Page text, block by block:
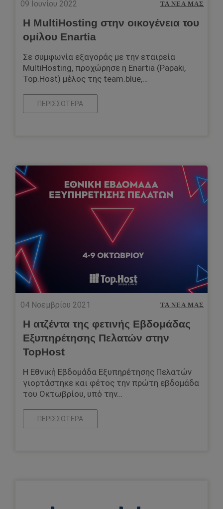
09 Ιουνίου 2022 ΤΑ ΝΈΑ ΜΑΣ
Η MultiHosting στην οικογένεια του
ομίλου Enartia
Σε συμφωνία εξαγοράς με την εταιρεία
MultiHosting, προχώρησε η Enartia (Papaki,
Top.Host) μέλος της team.blue,…
ΠΕΡΙΣΣΌΤΕΡΑ
04 Νοεμβρίου 2021 ΤΑ ΝΈΑ ΜΑΣ
H ατζέντα της φετινής Εβδομάδας
Εξυπηρέτησης Πελατών στην
TopHost
Η Εθνική Εβδομάδα Εξυπηρέτησης Πελατών
γιορτάστηκε και φέτος την πρώτη εβδομάδα
του Οκτωβρίου, υπό την…
ΠΕΡΙΣΣΌΤΕΡΑ